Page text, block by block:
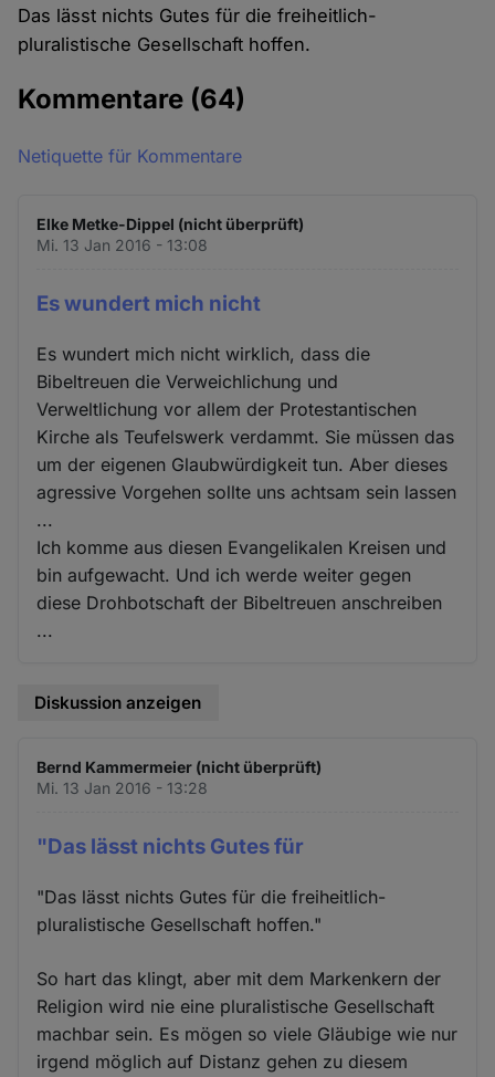
Das lässt nichts Gutes für die freiheitlich-
pluralistische Gesellschaft hoffen.
Kommentare (64)
Netiquette für Kommentare
Elke Metke-Dippel (nicht überprüft)
Mi. 13 Jan 2016 - 13:08
Es wundert mich nicht
Es wundert mich nicht wirklich, dass die
Bibeltreuen die Verweichlichung und
Verweltlichung vor allem der Protestantischen
Kirche als Teufelswerk verdammt. Sie müssen das
um der eigenen Glaubwürdigkeit tun. Aber dieses
agressive Vorgehen sollte uns achtsam sein lassen
...
Ich komme aus diesen Evangelikalen Kreisen und
bin aufgewacht. Und ich werde weiter gegen
diese Drohbotschaft der Bibeltreuen anschreiben
...
Diskussion anzeigen
Bernd Kammermeier (nicht überprüft)
Mi. 13 Jan 2016 - 13:28
"Das lässt nichts Gutes für
"Das lässt nichts Gutes für die freiheitlich-
pluralistische Gesellschaft hoffen."
So hart das klingt, aber mit dem Markenkern der
Religion wird nie eine pluralistische Gesellschaft
machbar sein. Es mögen so viele Gläubige wie nur
irgend möglich auf Distanz gehen zu diesem